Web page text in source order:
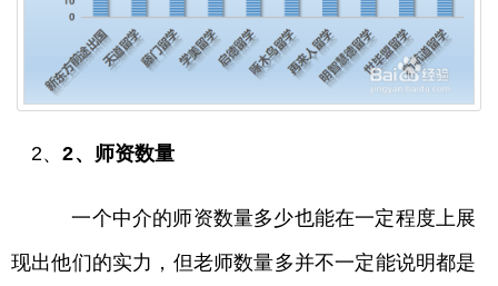
2、2、师资数量
一个中介的师资数量多少也能在一定程度上展
现出他们的实力，但老师数量多并不一定能说明都是